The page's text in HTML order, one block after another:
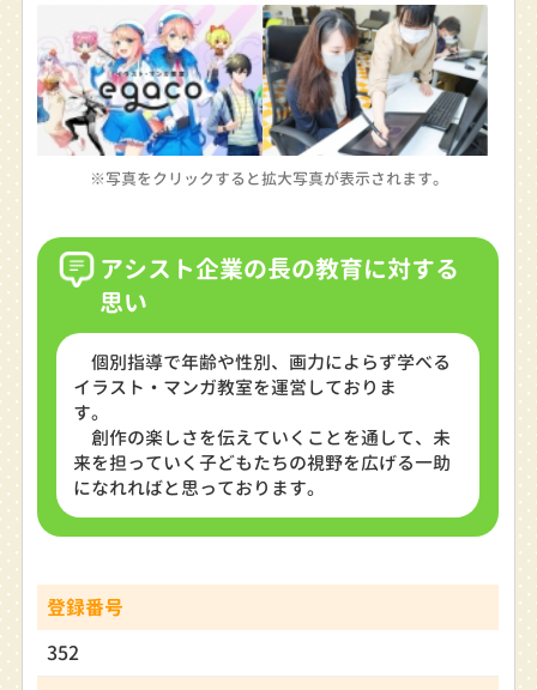
※写真をクリックすると拡大写真が表示されます。
アシスト企業の長の教育に対する
思い
個別指導で年齢や性別、画力によらず学べる
イラスト・マンガ教室を運営しておりま
す。
創作の楽しさを伝えていくことを通して、未
来を担っていく子どもたちの視野を広げる一助
になれればと思っております。
登録番号
352